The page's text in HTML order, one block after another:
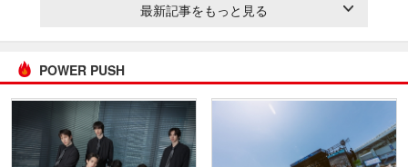
最新記事をもっと見る
POWER PUSH